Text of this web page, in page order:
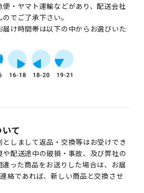
・ヤマト運輸などがあり、配送会社
でご了承下さい。
け時間帯は以下の中からお選びいた
て
しまして返品・交換等はお受けでき
や配送途中の破損・事故、及び弊社の
った商品をお送りした場合は、お届
絡であれば、新しい商品と交換させ